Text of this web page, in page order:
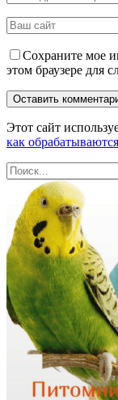
Сохраните мое
этом браузере для
Этот сайт
как